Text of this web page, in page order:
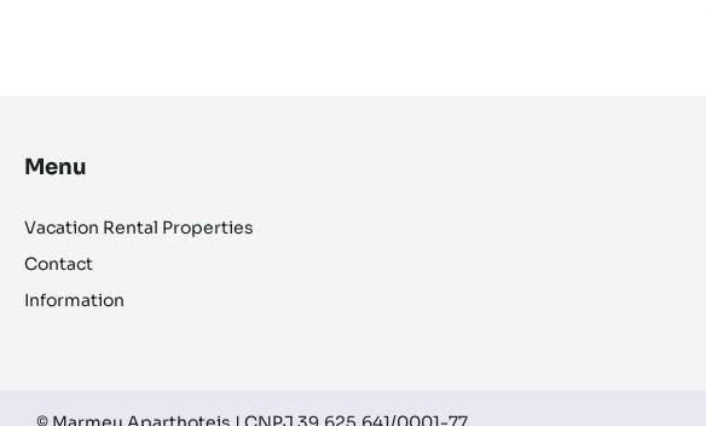
Menu
Vacation Rental Properties
Contact
Information